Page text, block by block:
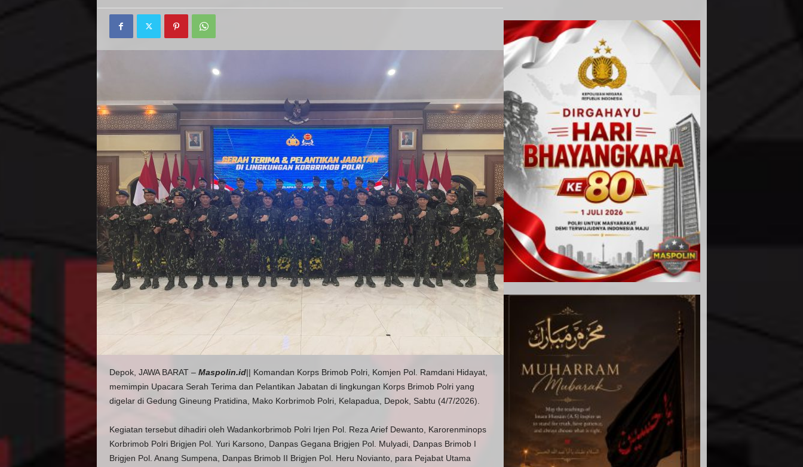
Depok, JAWA BARAT – Maspolin.id|| Komandan Korps Brimob Polri, Komjen Pol. Ramdani Hidayat,
memimpin Upacara Serah Terima dan Pelantikan Jabatan di lingkungan Korps Brimob Polri yang
digelar di Gedung Gineung Pratidina, Mako Korbrimob Polri, Kelapadua, Depok, Sabtu (4/7/2026).
Kegiatan tersebut dihadiri oleh Wadankorbrimob Polri Irjen Pol. Reza Arief Dewanto, Karorenminops
Korbrimob Polri Brigjen Pol. Yuri Karsono, Danpas Gegana Brigjen Pol. Mulyadi, Danpas Brimob I
Brigjen Pol. Anang Sumpena, Danpas Brimob II Brigjen Pol. Heru Novianto, para Pejabat Utama